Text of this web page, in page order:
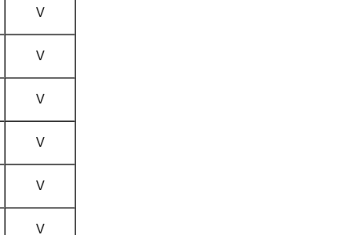
V
V
V
V
V
V